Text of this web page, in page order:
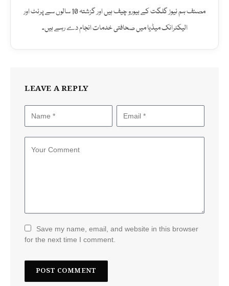
مصنف ہم نیوز گلگت کے بیورو چیف ہیں اور گزشتہ 10 سالوں سے پرنٹ اور
الیکٹرانک میڈیا میں صحافتی خدمات انجام دے رہے ہیں۔
LEAVE A REPLY
Save my name, email, and website in this browser
for the next time I comment.